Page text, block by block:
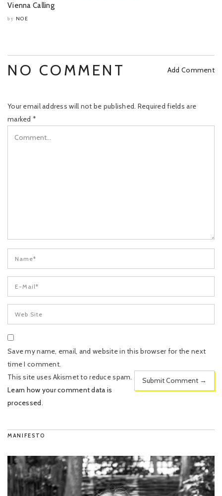
Vienna Calling
by NOE
NO COMMENT Add Comment
Your email address will not be published. Required fields are
marked *
Save my name, email, and website in this browser for the next
time I comment.
This site uses Akismet to reduce spam.
Learn how your comment data is
processed.
MANIFESTO